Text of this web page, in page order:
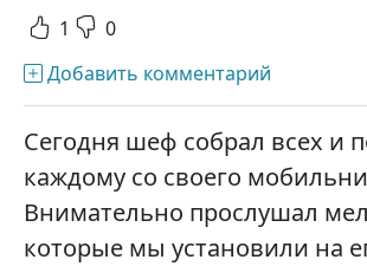
1 0
Добавить комментарий
Сегодня шеф собрал всех и
каждому со своего
Внимательно прослушал
которые мы установили на